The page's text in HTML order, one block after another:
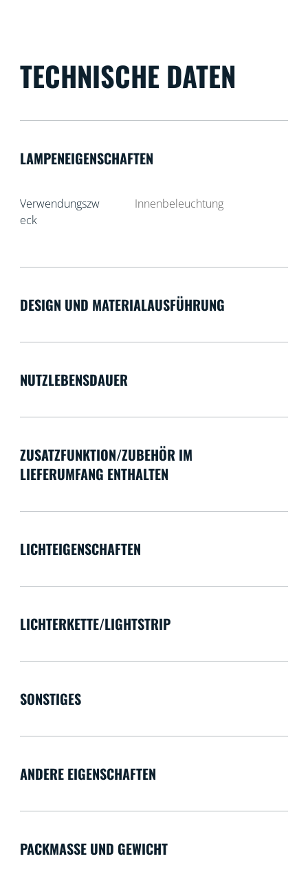
TECHNISCHE DATEN
LAMPENEIGENSCHAFTEN
Verwendungszw
eck
Innenbeleuchtung
DESIGN UND MATERIALAUSFÜHRUNG
NUTZLEBENSDAUER
ZUSATZFUNKTION/ZUBEHÖR IM
LIEFERUMFANG ENTHALTEN
LICHTEIGENSCHAFTEN
LICHTERKETTE/LIGHTSTRIP
SONSTIGES
ANDERE EIGENSCHAFTEN
PACKMASSE UND GEWICHT